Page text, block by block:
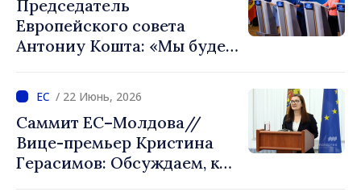
Председатель
Европейского совета
Антониу Кошта: «Мы будем
Молдова на каждом этапе
её пути к вступлению в ЕС»
/ 22 Июнь, 2026
Саммит ЕС–Молдова//
Вице-премьер Кристина
Герасимов: Обсуждаем, как